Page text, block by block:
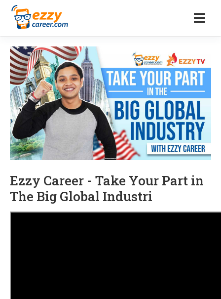
Ezzy Career - Take Your Part in
The Big Global Industri